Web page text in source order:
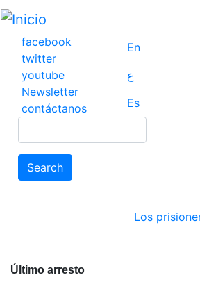
Pasar
contenido
principal
facebook
twitter
youtube
Newsletter
contáctanos
En
ع
Es
Search
Main
Los
Último arresto